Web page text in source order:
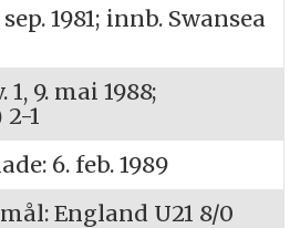
sep. 1981; innb. Swansea
9. mai 1988;
1
6. feb. 1989
England U21 8/0